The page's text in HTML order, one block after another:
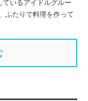
いるアイドルグルー
ふたりで料理を作って